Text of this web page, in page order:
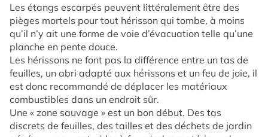
Les étangs escarpés peuvent littéralement être des
pièges mortels pour tout hérisson qui tombe, à moins
qu’il n’y ait une forme de voie d’évacuation telle qu’une
planche en pente douce.
Les hérissons ne font pas la différence entre un tas de
feuilles, un abri adapté aux hérissons et un feu de joie, il
est donc recommandé de déplacer les matériaux
combustibles dans un endroit sûr.
Une « zone sauvage » est un bon début. Des tas
discrets de feuilles, des tailles et des déchets de jardin